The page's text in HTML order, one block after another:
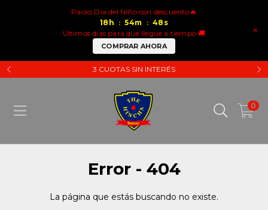
×
Packs Dia del Niño con descuento🔥
18 h : 54m : 48 s
Últimos días para que llegue a tiempo 🚚
COMPRAR AHORA
3 CUOTAS SIN INTERÉS
0
Error - 404
La página que estás buscando no existe.